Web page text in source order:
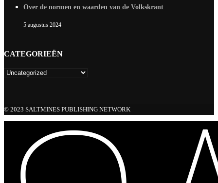
Over de normen en waarden van de Volkskrant
5 augustus 2024
CATEGORIEËN
© 2023 SALTMINES PUBLISHING NETWORK